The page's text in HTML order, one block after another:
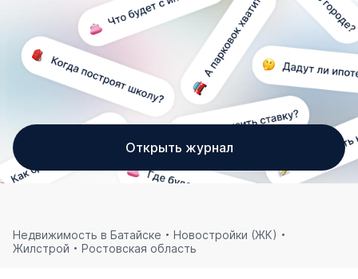
Открыть журнал
Недвижимость в Батайске
Новостройки (ЖК)
Жилстрой
Ростовская область